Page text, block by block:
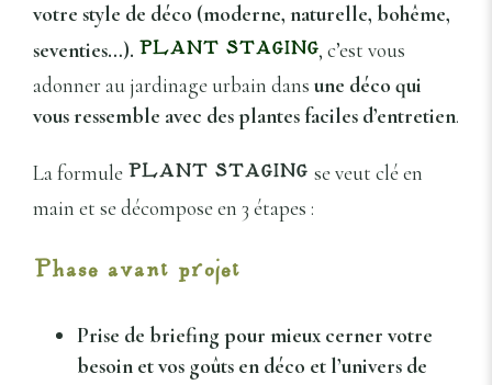
votre style de déco (moderne, naturelle, bohême,
seventies…). PLANT STAGING, c’est vous
adonner au jardinage urbain dans une déco qui
vous ressemble avec des plantes faciles d’entretien.
La formule PLANT STAGING se veut clé en
main et se décompose en 3 étapes :
Phase avant projet
Prise de briefing pour mieux cerner votre
besoin et vos goûts en déco et l’univers de